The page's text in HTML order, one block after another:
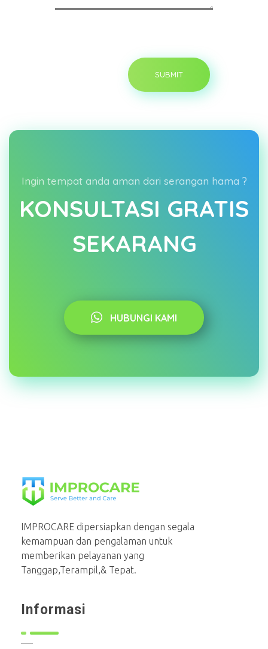
Ingin tempat anda aman dari serangan hama ?
KONSULTASI GRATIS
SEKARANG
HUBUNGI KAMI
IMPROCARE dipersiapkan dengan segala
kemampuan dan pengalaman untuk
memberikan pelayanan yang
Tanggap,Terampil,& Tepat.
Informasi